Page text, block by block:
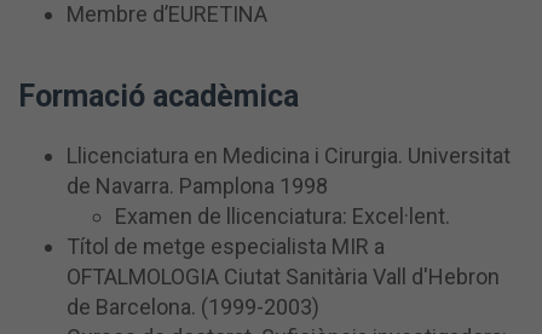
Membre d’EURETINA
Formació acadèmica
Llicenciatura en Medicina i Cirurgia. Universitat
de Navarra. Pamplona 1998
Examen de llicenciatura: Excel·lent.
Títol de metge especialista MIR a
OFTALMOLOGIA Ciutat Sanitària Vall d'Hebron
de Barcelona. (1999-2003)